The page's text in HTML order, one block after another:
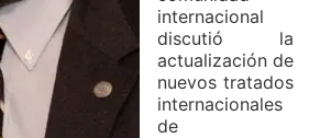
internacional
discutió la
actualización de
nuevos tratados
internacionales
de